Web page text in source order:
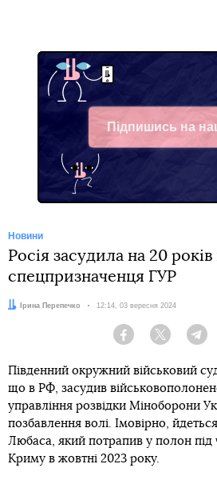
Підпишись на
Telegram
Новини
Росія засудила на 20
спецпризначенця ГУР
Автор:Ірина Перепечко Дата:
12:14, 03 вересня 2024
Facebook Twitter
Південний окружний військовий
що в РФ, засудив
управління розвідки Міноборони
позбавлення волі. Імовірно,
Любаса, який потрапив у полон під
Криму в жовтні 2023 року.